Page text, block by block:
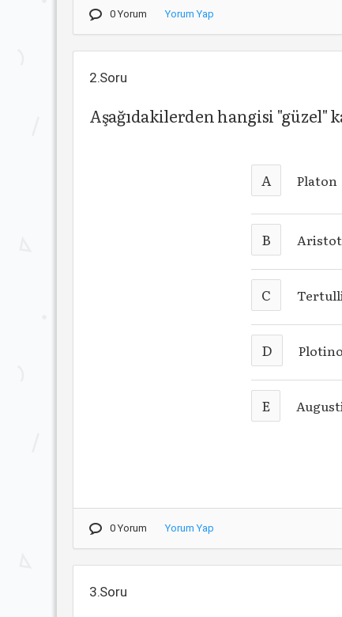
0 Yorum Yorum Yap
2.Soru
Aşağıdakilerden hangisi "güzel"
A Platon
B
C
D
E
0 Yorum Yorum Yap
3.Soru